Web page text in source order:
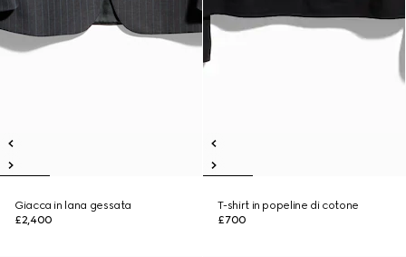
Giacca in lana gessata
£2,400
T-shirt in popeline di cotone
£700